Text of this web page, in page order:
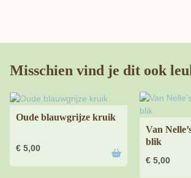
Misschien vind je dit ook
Oude blauwgrijze kruik
€ 5,00
Van
blik
€ 5,00